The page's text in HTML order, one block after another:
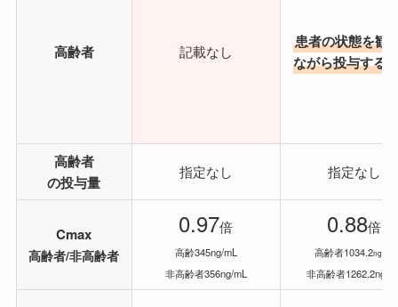
高齢者 記載なし
患者の状態を観
ながら投与する
高齢者
の投与量
指定なし 指定なし
Cmax
高齢者/非高齢者
0.97倍
高齢345ng/mL
非高齢者356ng/mL
0.88倍
高齢者1034.2ng/mL
非高齢者1262.2ng/